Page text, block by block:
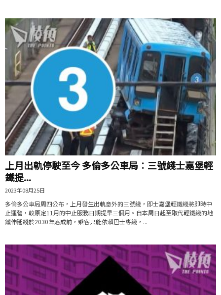
上月出軌停駛至今 多倫多公車局︰三號綫士嘉堡輕
鐵提...
2023年08月25日
多倫多公車局周四公布，上月發生出軌意外的三號綫，即士嘉堡輕鐵綫將即時中
止運營，較原定11月的中止服務日期提早三個月。自本周日起至取代輕鐵綫的地
鐵伸延綫於2030年落成前，乘客只能依賴巴士專綫，...